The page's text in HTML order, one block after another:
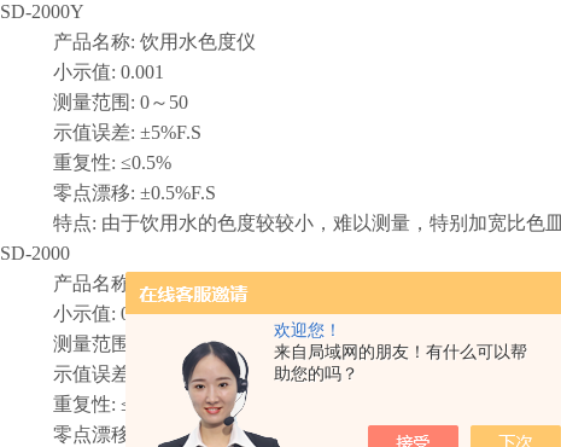
欢迎您！
来自局域网的朋友！有什么可以帮
助您的吗？
SD-2000Y
产品名称: 饮用水色度仪
小示值: 0.001
测量范围: 0～50
示值误差: ±5%F.S
重复性: ≤0.5%
零点漂移: ±0.5%F.S
特点: 由于饮用水的色度较较小，难以测量，特别加宽比色皿
SD-2000
产品名称: 智能色度仪
小示值: 0.1
测量范围: 0-500
示值误差: ±5%F.S
重复性: ≤0.5%
零点漂移: ±0.5%F.S